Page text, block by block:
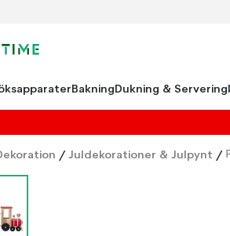
BakningDukning & Servering
/ Juldekorationer & Julpynt /